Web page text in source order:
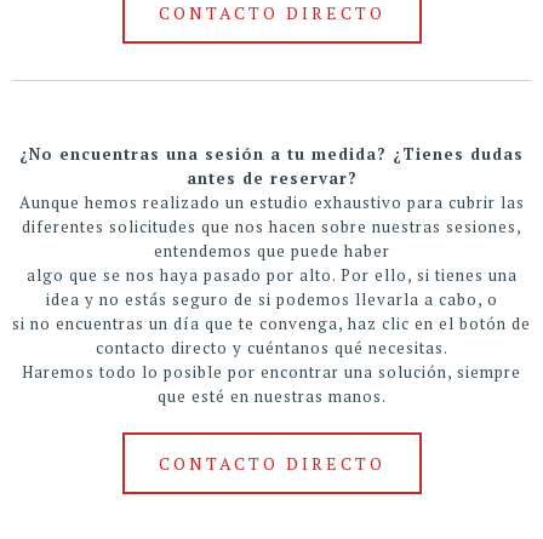
CONTACTO DIRECTO
¿No encuentras una sesión a tu medida? ¿Tienes dudas
antes de reservar?
Aunque hemos realizado un estudio exhaustivo para cubrir las
diferentes solicitudes que nos hacen sobre nuestras sesiones,
entendemos que puede haber
algo que se nos haya pasado por alto. Por ello, si tienes una
idea y no estás seguro de si podemos llevarla a cabo, o
si no encuentras un día que te convenga, haz clic en el botón de
contacto directo y cuéntanos qué necesitas.
Haremos todo lo posible por encontrar una solución, siempre
que esté en nuestras manos.
CONTACTO DIRECTO